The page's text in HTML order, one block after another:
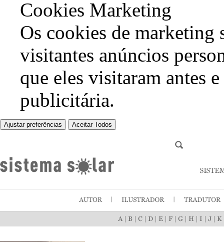
Cookies Marketing
Os cookies de marketing
visitantes anúncios
que eles visitaram antes
publicitária.
Ajustar preferências Aceitar Todos